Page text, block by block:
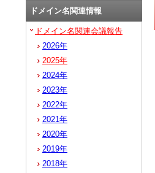
ドメイン名関連情報
ドメイン名関連会議報告
2026年
2025年
2024年
2023年
2022年
2021年
2020年
2019年
2018年